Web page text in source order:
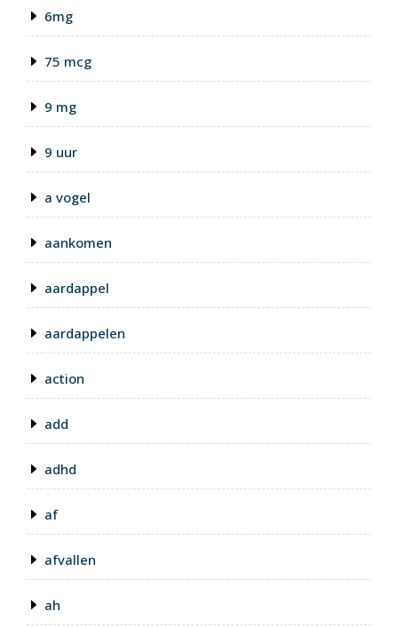
6mg
75 mcg
9 mg
9 uur
a vogel
aankomen
aardappel
aardappelen
action
add
adhd
af
afvallen
ah